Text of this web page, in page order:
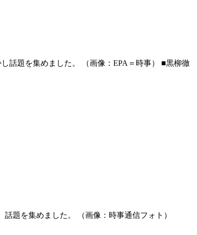
話題を集めました。 （画像：EPA＝時事） ■黒柳徹
題を集めました。 （画像：時事通信フォト）